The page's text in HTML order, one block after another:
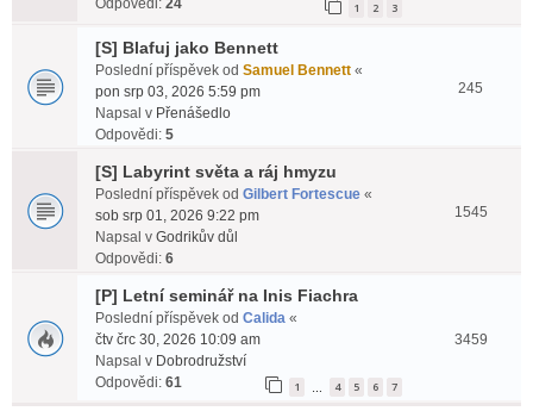
Odpovědi: 24 1 2 3
[S] Blafuj jako Bennett
Poslední příspěvek od Samuel Bennett «
pon srp 03, 2026 5:59 pm
Napsal v Přenášedlo
Odpovědi: 5
245
[S] Labyrint světa a ráj hmyzu
Poslední příspěvek od Gilbert Fortescue «
sob srp 01, 2026 9:22 pm
Napsal v Godrikův důl
Odpovědi: 6
1545
[P] Letní seminář na Inis Fiachra
Poslední příspěvek od Calida «
čtv črc 30, 2026 10:09 am
Napsal v Dobrodružství
Odpovědi: 61 1 4 5 6 7
3459